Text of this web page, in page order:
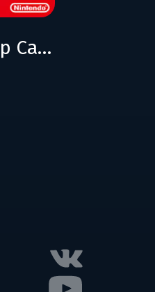
Nintendo eShop Card 45$ (USA)